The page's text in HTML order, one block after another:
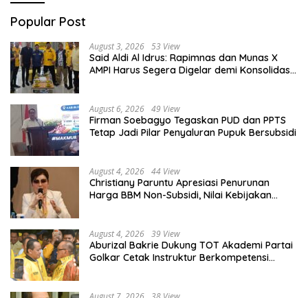
Popular Post
August 3, 2026 53 View
Said Aldi Al Idrus: Rapimnas dan Munas X
AMPI Harus Segera Digelar demi Konsolidasi
August 6, 2026 49 View
Firman Soebagyo Tegaskan PUD dan PPTS
Tetap Jadi Pilar Penyaluran Pupuk Bersubsidi
August 4, 2026 44 View
Christiany Paruntu Apresiasi Penurunan
Harga BBM Non-Subsidi, Nilai Kebijakan
August 4, 2026 39 View
Aburizal Bakrie Dukung TOT Akademi Partai
Golkar Cetak Instruktur Berkompetensi